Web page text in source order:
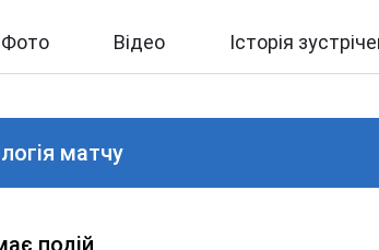
Фото Відео Історія
матчу
подій